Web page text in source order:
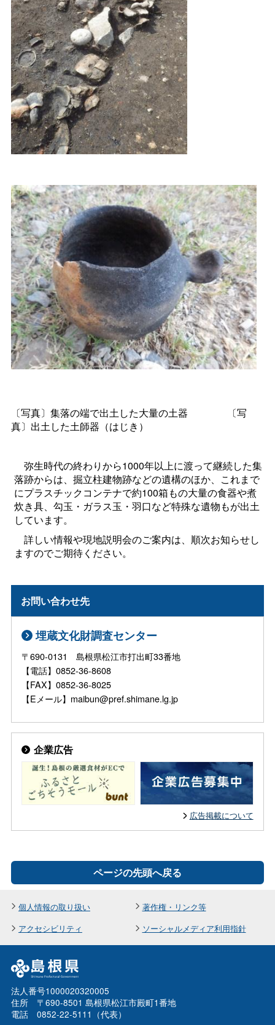
〔写真〕集落の端で出土した大量の土器
〔写
真〕出土した土師器（はじき）
弥生時代の終わりから1000年以上に渡って継続した集
落跡からは、掘立柱建物跡などの遺構のほか、これまで
にプラスチックコンテナで約100箱もの大量の食器や煮
炊き具、勾玉・ガラス玉・羽口など特殊な遺物もが出土
しています。
詳しい情報や現地説明会のご案内は、順次お知らせし
ますのでご期待ください。
お問い合わせ先
埋蔵文化財調査センター
〒690-0131 島根県松江市打出町33番地
【電話】0852-36-8608
【FAX】0852-36-8025
【Eメール】maibun@pref.shimane.lg.jp
企業広告
広告掲載について
ページの先頭へ戻る
個人情報の取り扱い
著作権・リンク等
アクセシビリティ
ソーシャルメディア利用指針
法人番号1000020320005
住所 〒690-8501 島根県松江市殿町1番地
電話 0852-22-5111（代表）